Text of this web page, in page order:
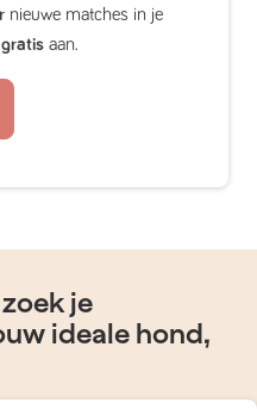
nieuwe matches in je
gratis aan.
je
ideale hond,